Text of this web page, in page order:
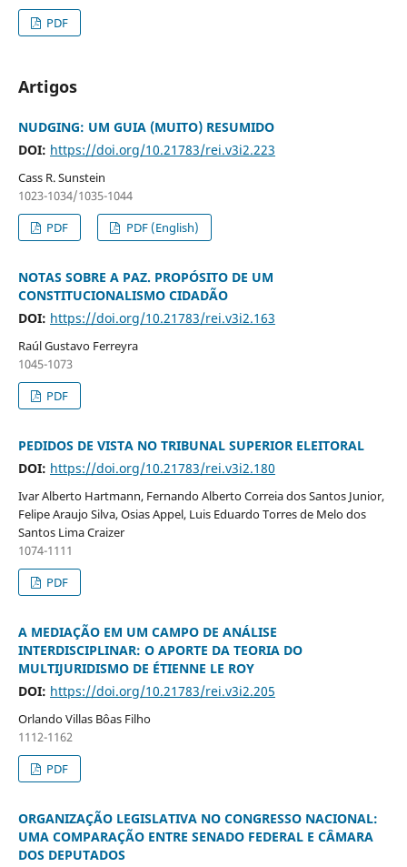
PDF
Artigos
NUDGING: UM GUIA (MUITO) RESUMIDO
DOI: https://doi.org/10.21783/rei.v3i2.223
Cass R. Sunstein
1023-1034/1035-1044
PDF
PDF (English)
NOTAS SOBRE A PAZ. PROPÓSITO DE UM
CONSTITUCIONALISMO CIDADÃO
DOI: https://doi.org/10.21783/rei.v3i2.163
Raúl Gustavo Ferreyra
1045-1073
PDF
PEDIDOS DE VISTA NO TRIBUNAL SUPERIOR ELEITORAL
DOI: https://doi.org/10.21783/rei.v3i2.180
Ivar Alberto Hartmann, Fernando Alberto Correia dos Santos Junior,
Felipe Araujo Silva, Osias Appel, Luis Eduardo Torres de Melo dos
Santos Lima Craizer
1074-1111
PDF
A MEDIAÇÃO EM UM CAMPO DE ANÁLISE
INTERDISCIPLINAR: O APORTE DA TEORIA DO
MULTIJURIDISMO DE ÉTIENNE LE ROY
DOI: https://doi.org/10.21783/rei.v3i2.205
Orlando Villas Bôas Filho
1112-1162
PDF
ORGANIZAÇÃO LEGISLATIVA NO CONGRESSO NACIONAL:
UMA COMPARAÇÃO ENTRE SENADO FEDERAL E CÂMARA
DOS DEPUTADOS